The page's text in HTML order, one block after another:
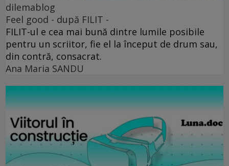
dilemablog
Feel good - după FILIT -
FILIT-ul e cea mai bună dintre lumile posibile
pentru un scriitor, fie el la început de drum sau,
din contră, consacrat.
Ana Maria SANDU